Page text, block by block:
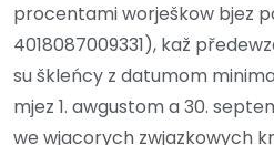
procentami worješkow bjez
4018087009331), kaž
su škleńcy z datumom
mjez 1. awgustom a 30.
we wjacorych zwjazkowych